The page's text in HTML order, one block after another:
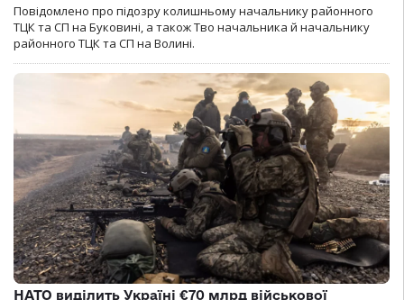
Повідомлено про підозру колишньому начальнику районного
ТЦК та СП на Буковині, а також Тво начальника й начальнику
районного ТЦК та СП на Волині.
НАТО виділить Україні €70 млрд військової